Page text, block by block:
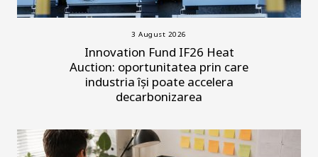
3 August 2026
Innovation Fund IF26 Heat
Auction: oportunitatea prin care
industria își poate accelera
decarbonizarea